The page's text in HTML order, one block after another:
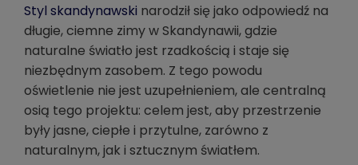
Styl skandynawski narodził się jako odpowiedź na
długie, ciemne zimy w Skandynawii, gdzie
naturalne światło jest rzadkością i staje się
niezbędnym zasobem. Z tego powodu
oświetlenie nie jest uzupełnieniem, ale centralną
osią tego projektu: celem jest, aby przestrzenie
były jasne, ciepłe i przytulne, zarówno z
naturalnym, jak i sztucznym światłem.